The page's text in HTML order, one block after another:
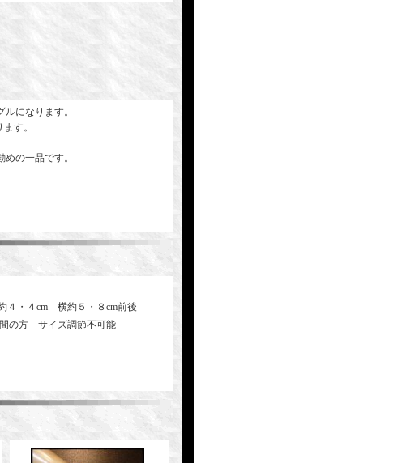
になります。
す。
の一品です。
４・４cm 横約５・８cm前後
間の方 サイズ調節不可能